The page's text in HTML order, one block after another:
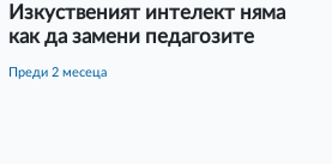
Изкуственият интелект няма
как да замени педагозите
преди 2 месеца